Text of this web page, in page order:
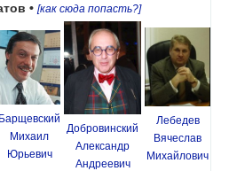
• [как сюда попасть?]
Барщевский
Михаил
Юрьевич
Добровинский
Александр
Андреевич
Лебедев
Вячеслав
Михайлович